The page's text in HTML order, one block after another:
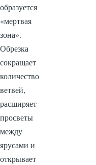
образуется
«мертвая
зона».
Обрезка
сокращает
количество
ветвей,
расширяет
просветы
между
ярусами и
открывает